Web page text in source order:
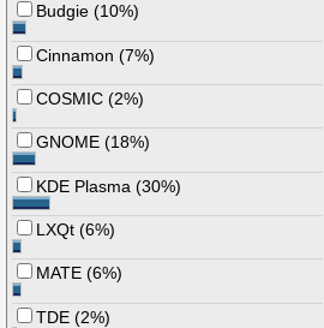
Budgie (10%)
Cinnamon (7%)
COSMIC (2%)
GNOME (18%)
KDE Plasma (30%)
LXQt (6%)
MATE (6%)
TDE (2%)